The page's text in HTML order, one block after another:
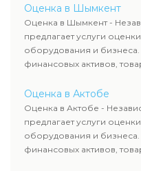
определяют рыночную
рассчитывают ущерб. Все
требованиям
сделок, кредитования и
Оценка в Шымкент
Оценка в Шымкент -
предлагает услуги
оборудования и
финансовых активов,
оценка животных и
определяют рыночную
рассчитывают ущерб. Все
требованиям
сделок, кредитования и
Оценка в Актобе
Оценка в Актобе -
предлагает услуги
оборудования и
финансовых активов,
оценка животных и